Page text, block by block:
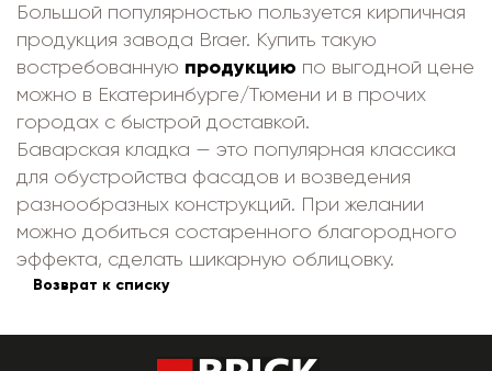
Большой популярностью пользуется кирпичная
продукция завода Braer. Купить такую
востребованную продукцию по выгодной цене
можно в Екатеринбурге/Тюмени и в прочих
городах с быстрой доставкой.
Баварская кладка — это популярная классика
для обустройства фасадов и возведения
разнообразных конструкций. При желании
можно добиться состаренного благородного
эффекта, сделать шикарную облицовку.
Возврат к списку